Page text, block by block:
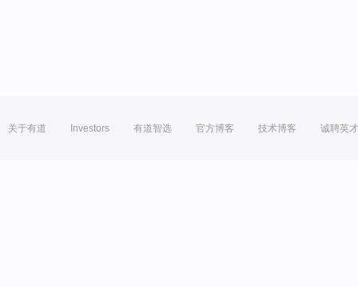
关于有道 Investors 有道智选 官方博客 技术博客 诚聘英才